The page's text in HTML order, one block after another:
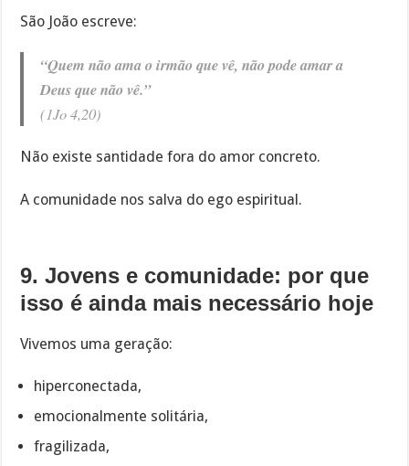
São João escreve:
“Quem não ama o irmão que vê, não pode amar a
Deus que não vê.”
(1Jo 4,20)
Não existe santidade fora do amor concreto.
A comunidade nos salva do ego espiritual.
9. Jovens e comunidade: por que
isso é ainda mais necessário hoje
Vivemos uma geração:
hiperconectada,
emocionalmente solitária,
fragilizada,